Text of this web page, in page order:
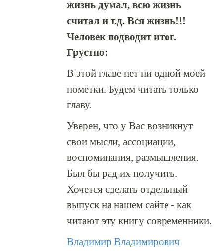
жизнь думал, всю жизнь
считал и т.д. Вся жизнь!!!
Человек подводит итог.
Грустно:
В этой главе нет ни одной моей
пометки. Будем читать только
главу.
Уверен, что у Вас возникнут
свои мысли, ассоциации,
воспоминания, размышления.
Был бы рад их получить.
Хочется сделать отдельный
выпуск на нашем сайте - как
читают эту книгу современники.
Владимир Владимирович